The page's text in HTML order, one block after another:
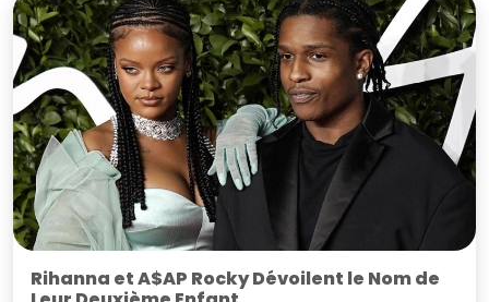
Rihanna et A$AP Rocky Dévoilent le Nom de